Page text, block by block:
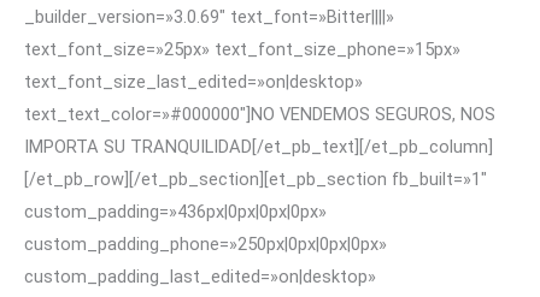
_builder_version=»3.0.69″ text_font=»Bitter||||»
text_font_size=»25px» text_font_size_phone=»15px»
text_font_size_last_edited=»on|desktop»
text_text_color=»#000000″]NO VENDEMOS SEGUROS, NOS
IMPORTA SU TRANQUILIDAD[/et_pb_text][/et_pb_column]
[/et_pb_row][/et_pb_section][et_pb_section fb_built=»1″
custom_padding=»436px|0px|0px|0px»
custom_padding_phone=»250px|0px|0px|0px»
custom_padding_last_edited=»on|desktop»